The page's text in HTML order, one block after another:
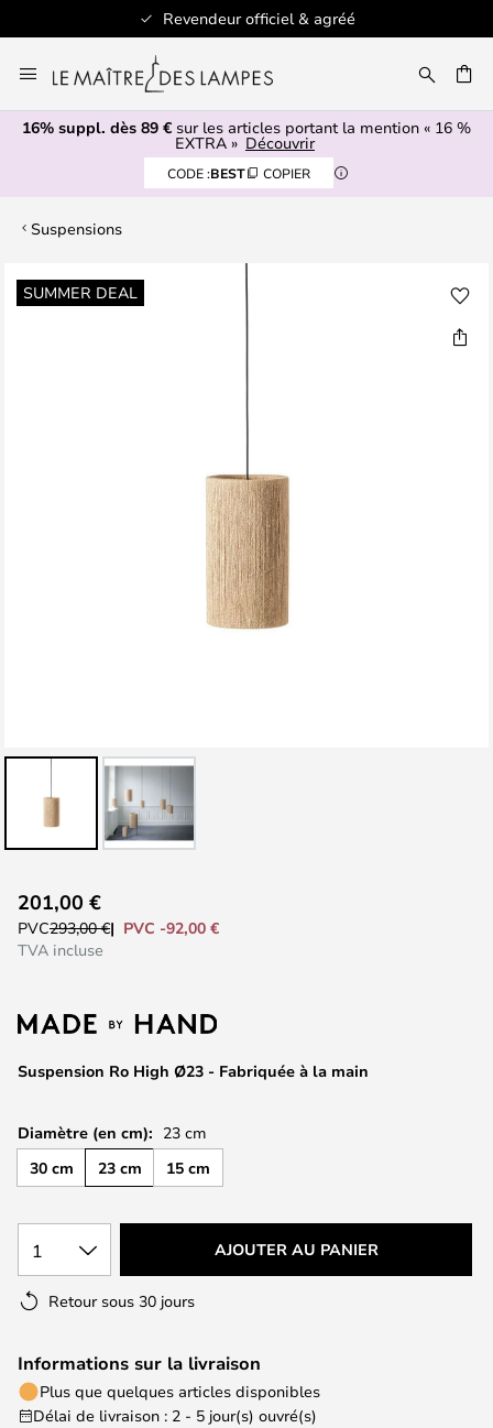
Revendeur officiel & agréé
au
contenu
16% suppl. dès 89 € sur les articles portant la mention « 16 %
EXTRA » Découvrir
CODE :BEST COPIER
Suspensions
SUMMER DEAL
Skip
to
to
the
the
gallery
Suspension Ro High Ø23 - Fabriquée à la main
201,00 €
PVC293,00 €
PVC -92,00 €
TVA incluse
Diamètre (en cm): 23 cm
30 cm
23 cm 15 cm
1 AJOUTER AU PANIER
Retour sous 30 jours
Informations sur la livraison
Plus que quelques articles disponibles
Délai de livraison : 2 - 5 jour(s) ouvré(s)